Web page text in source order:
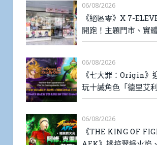
06/08/2026
《絕區零》X 7-
開跑！主題門市、實
06/08/2026
《七大罪：Origin》
玩十誡角色「德里艾利
06/08/2026
《THE KING OF